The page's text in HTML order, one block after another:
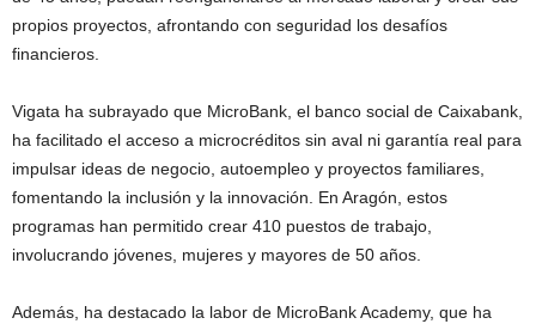
propios proyectos, afrontando con seguridad los desafíos
financieros.
Vigata ha subrayado que MicroBank, el banco social de Caixabank,
ha facilitado el acceso a microcréditos sin aval ni garantía real para
impulsar ideas de negocio, autoempleo y proyectos familiares,
fomentando la inclusión y la innovación. En Aragón, estos
programas han permitido crear 410 puestos de trabajo,
involucrando jóvenes, mujeres y mayores de 50 años.
Además, ha destacado la labor de MicroBank Academy, que ha